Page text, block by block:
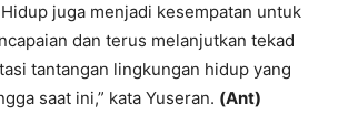
juga menjadi kesempatan untuk
dan terus melanjutkan tekad
tantangan lingkungan hidup yang
saat ini,” kata Yuseran. (Ant)